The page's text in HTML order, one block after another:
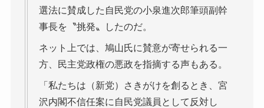
選法に賛成した自民党の小泉進次郎筆頭副幹
事長を〝挑発〟したのだ。
ネット上では、鳩山氏に賛意が寄せられる一
方、民主党政権の悪政を指摘する声もある。
「私たちは（新党）さきがけを創るとき、宮
沢内閣不信任案に自民党議員として反対し